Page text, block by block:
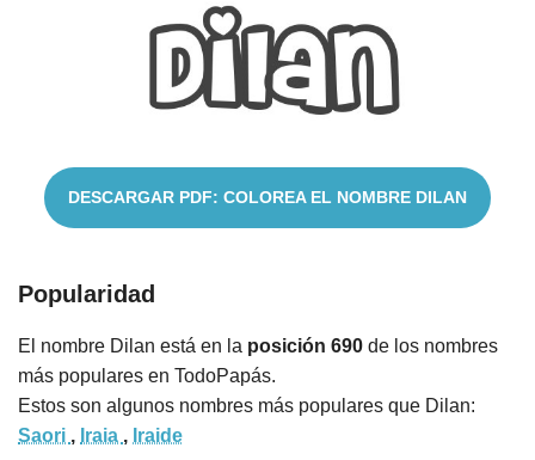
DESCARGAR PDF: COLOREA EL NOMBRE DILAN
Popularidad
El nombre Dilan está en la posición 690 de los nombres
más populares en TodoPapás.
Estos son algunos nombres más populares que Dilan:
Saori , Iraia , Iraide